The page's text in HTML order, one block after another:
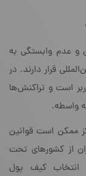
و عدم وابستگی به
قرار دارند. در
است و تراکنش‌ها
واسطه.
ممکن است قوانین
از کشورهای تحت
انتخاب کیف پول